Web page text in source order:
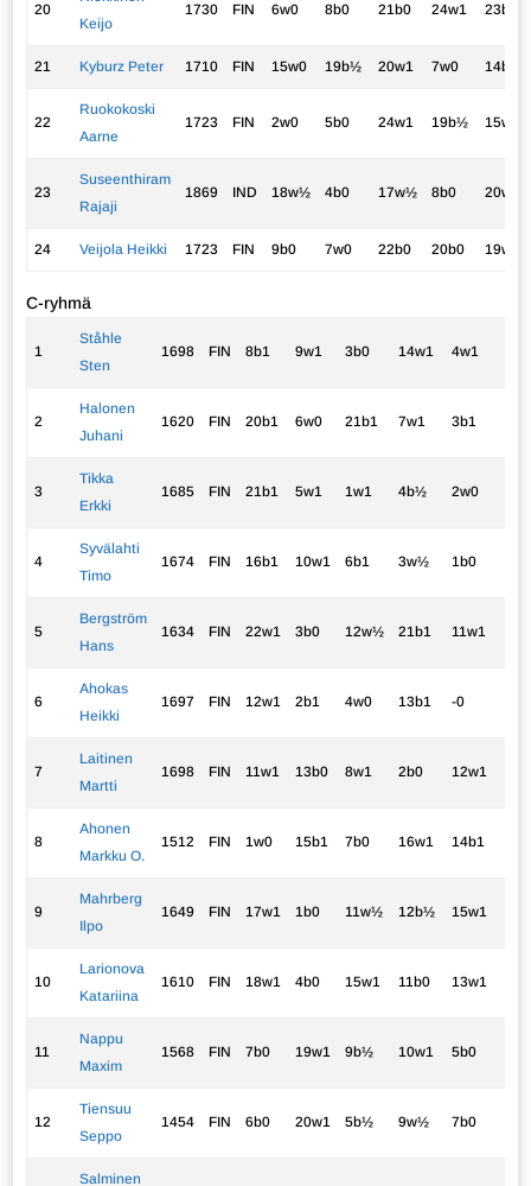
20
Keijo
1730 FIN 6w0 8b0 21b0 24w1 23b1
21 Kyburz Peter 1710 FIN 15w0 19b½ 20w1 7w0 14b0
22
Ruokokoski
Aarne
1723 FIN 2w0 5b0 24w1 19b½ 15w0
23
Suseenthiram
Rajaji
1869 IND 18w½ 4b0 17w½ 8b0 20w0
24 Veijola Heikki 1723 FIN 9b0 7w0 22b0 20b0 19w0
C-ryhmä
1
Ståhle
Sten
1698 FIN 8b1 9w1 3b0 14w1 4w1
2
Halonen
Juhani
1620 FIN 20b1 6w0 21b1 7w1 3b1
3
Tikka
Erkki
1685 FIN 21b1 5w1 1w1 4b½ 2w0
4
Syvälahti
Timo
1674 FIN 16b1 10w1 6b1 3w½ 1b0
5
Bergström
Hans
1634 FIN 22w1 3b0 12w½ 21b1 11w1
6
Ahokas
Heikki
1697 FIN 12w1 2b1 4w0 13b1 -0
7
Laitinen
Martti
1698 FIN 11w1 13b0 8w1 2b0 12w1
8
Ahonen
Markku O.
1512 FIN 1w0 15b1 7b0 16w1 14b1
9
Mahrberg
Ilpo
1649 FIN 17w1 1b0 11w½ 12b½ 15w1
10
Larionova
Katariina
1610 FIN 18w1 4b0 15w1 11b0 13w1
11
Nappu
Maxim
1568 FIN 7b0 19w1 9b½ 10w1 5b0
12
Tiensuu
Seppo
1454 FIN 6b0 20w1 5b½ 9w½ 7b0
Salminen